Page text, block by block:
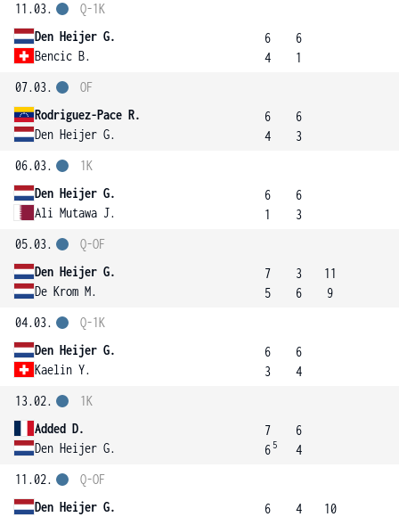
11.03.
Den Heijer G.
Bencic B.
Q-1K
6
4
6
1
07.03.
Rodriguez-Pace R.
Den Heijer G.
OF
6
4
6
3
06.03.
Den Heijer G.
Ali Mutawa J.
1K
6
1
6
3
05.03.
Den Heijer G.
De Krom M.
Q-OF
7
5
3
6
11
9
04.03.
Den Heijer G.
Kaelin Y.
Q-1K
6
3
6
4
13.02.
Added D.
Den Heijer G.
1K
7
6 5
6
4
11.02.
Den Heijer G.
Q-OF
6
4
10